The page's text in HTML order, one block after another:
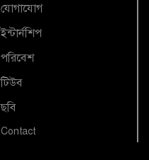
যোগাযোগ
ইন্টার্নশিপ
পরিবেশ
টিউব
ছবি
Contact